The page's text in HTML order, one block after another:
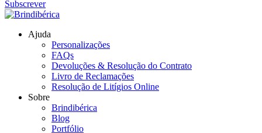
Subscrever
Ajuda
Personalizações
FAQs
Devoluções & Resolução do Contrato
Livro de Reclamações
Resolução de Litígios Online
Sobre
Brindibérica
Blog
Portfólio